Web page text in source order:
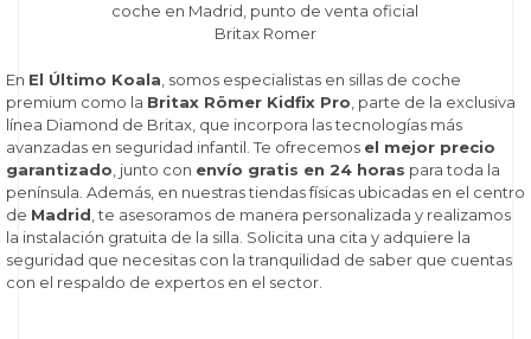
En El Último Koala , somos especialistas en sillas de coche
premium como la Britax Römer Kidfix Pro , parte de la exclusiva
línea Diamond de Britax, que incorpora las tecnologías más
avanzadas en seguridad infantil. Te ofrecemos el mejor precio
garantizado , junto con envío gratis en 24 horas para toda la
península. Además, en nuestras tiendas físicas ubicadas en el centro
de Madrid , te asesoramos de manera personalizada y realizamos
la instalación gratuita de la silla. Solicita una cita y adquiere la
seguridad que necesitas con la tranquilidad de saber que cuentas
con el respaldo de expertos en el sector.